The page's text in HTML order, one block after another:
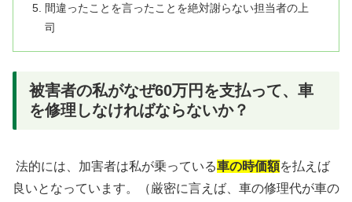
間違ったことを言ったことを絶対謝らない担当者の上
司
被害者の私がなぜ60万円を支払って、車
を修理しなければならないか？
法的には、加害者は私が乗っている車の時価額を払えば
良いとなっています。（厳密に言えば、車の修理代が車の